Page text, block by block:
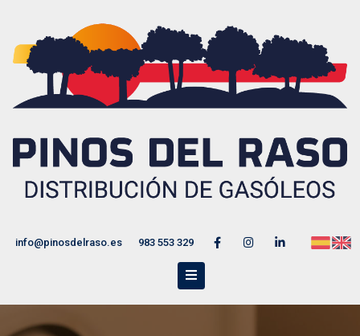
info@pinosdelraso.es 983 553 329